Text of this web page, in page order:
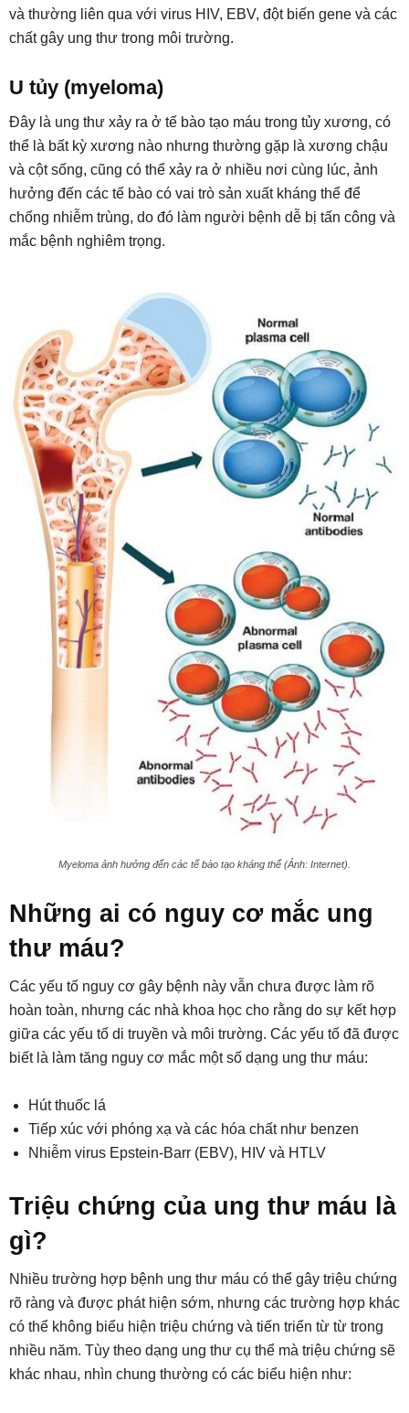
và thường liên qua với virus HIV, EBV, đột biến gene và các
chất gây ung thư trong môi trường.
U tủy (myeloma)
Đây là ung thư xảy ra ở tế bào tạo máu trong tủy xương, có
thể là bất kỳ xương nào nhưng thường gặp là xương chậu
và cột sống, cũng có thể xảy ra ở nhiều nơi cùng lúc, ảnh
hưởng đến các tế bào có vai trò sản xuất kháng thể để
chống nhiễm trùng, do đó làm người bệnh dễ bị tấn công và
mắc bệnh nghiêm trọng.
Myeloma ảnh hưởng đến các tế bào tạo kháng thể (Ảnh: Internet).
Những ai có nguy cơ mắc ung
thư máu?
Các yếu tố nguy cơ gây bệnh này vẫn chưa được làm rõ
hoàn toàn, nhưng các nhà khoa học cho rằng do sự kết hợp
giữa các yếu tố di truyền và môi trường. Các yếu tố đã được
biết là làm tăng nguy cơ mắc một số dạng ung thư máu:
Hút thuốc lá
Tiếp xúc với phóng xạ và các hóa chất như benzen
Nhiễm virus Epstein-Barr (EBV), HIV và HTLV
Triệu chứng của ung thư máu là
gì?
Nhiều trường hợp bệnh ung thư máu có thể gây triệu chứng
rõ ràng và được phát hiện sớm, nhưng các trường hợp khác
có thể không biểu hiện triệu chứng và tiến triển từ từ trong
nhiều năm. Tùy theo dạng ung thư cụ thể mà triệu chứng sẽ
khác nhau, nhìn chung thường có các biểu hiện như: